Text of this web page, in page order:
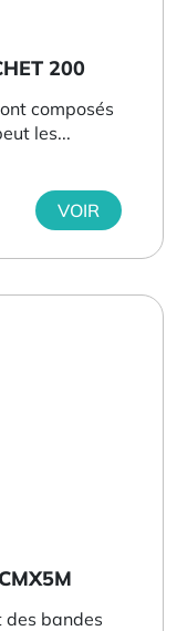
200
composés
les...
VOIR
des bandes